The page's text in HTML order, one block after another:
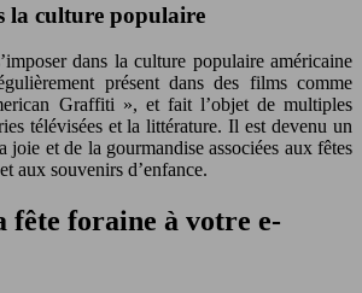
la culture populaire
dans la culture populaire américaine
présent dans des films comme
Graffiti », et fait l’objet de multiples
télévisées et la littérature. Il est devenu un
joie et de la gourmandise associées aux fêtes
aux souvenirs d’enfance.
fête foraine à votre e-